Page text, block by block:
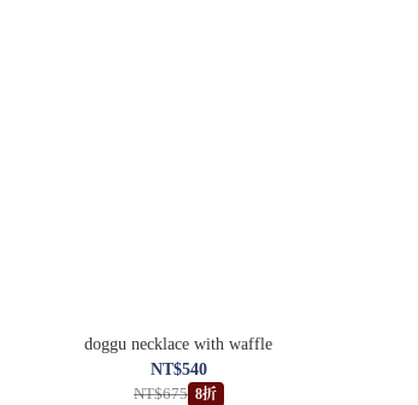
doggu necklace with waffle
NT$540
NT$675 8折